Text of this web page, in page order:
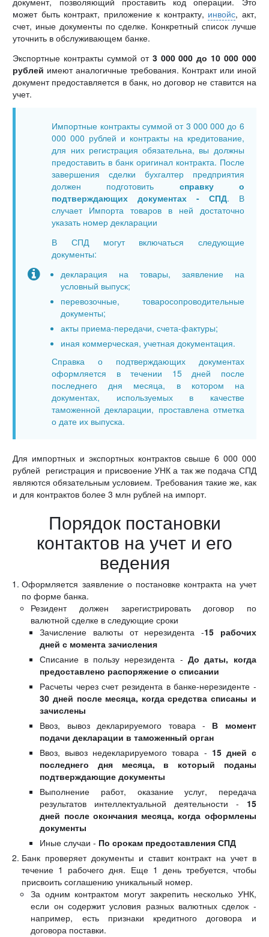
может быть контракт, приложение к контракту, инвойс, акт,
счет, иные документы по сделке. Конкретный список лучше
уточнить в обслуживающем банке.
Экспортные контракты суммой от 3 000 000 до 10 000 000
рублей имеют аналогичные требования. Контракт или иной
документ предоставляется в банк, но договор не ставится на
учет.
Импортные контракты суммой от 3 000 000 до 6
000 000 рублей и контракты на кредитование,
для них регистрация обязательна, вы должны
предоставить в банк оригинал контракта. После
завершения сделки бухгалтер предприятия
должен подготовить справку о
подтверждающих документах - СПД. В
случает Импорта товаров в ней достаточно
указать номер декларации
В СПД могут включаться следующие
документы:
декларация на товары, заявление на
условный выпуск;
перевозочные, товаросопроводительные
документы;
акты приема-передачи, счета-фактуры;
иная коммерческая, учетная документация.
Справка о подтверждающих документах
оформляется в течении 15 дней после
последнего дня месяца, в котором на
документах, используемых в качестве
таможенной декларации, проставлена отметка
о дате их выпуска.
Для импортных и экспортных контрактов свыше 6 000 000
рублей регистрация и присвоение УНК а так же подача СПД
являются обязательным условием. Требования такие же, как
и для контрактов более 3 млн рублей на импорт.
Порядок постановки
контактов на учет и его
ведения
Оформляется заявление о постановке контракта на учет
по форме банка.
Резидент должен зарегистрировать договор по
валютной сделке в следующие сроки
Зачисление валюты от нерезидента -15 рабочих
дней с момента зачисления
Списание в пользу нерезидента -До даты, когда
предоставлено распоряжение о списании
Расчеты через счет резидента в банке-нерезиденте -
30 дней после месяца, когда средства списаны и
зачислены
Ввоз, вывоз декларируемого товара - В момент
подачи декларации в таможенный орган
Ввоз, вывоз недекларируемого товара - 15 дней с
последнего дня месяца, в который поданы
подтверждающие документы
Выполнение работ, оказание услуг, передача
результатов интеллектуальной деятельности - 15
дней после окончания месяца, когда оформлены
документы
Иные случаи - По срокам предоставления СПД
Банк проверяет документы и ставит контракт на учет в
течение 1 рабочего дня. Еще 1 день требуется, чтобы
присвоить соглашению уникальный номер.
За одним контрактом могут закрепить несколько УНК,
если он содержит условия разных валютных сделок -
например, есть признаки кредитного договора и
договора поставки.